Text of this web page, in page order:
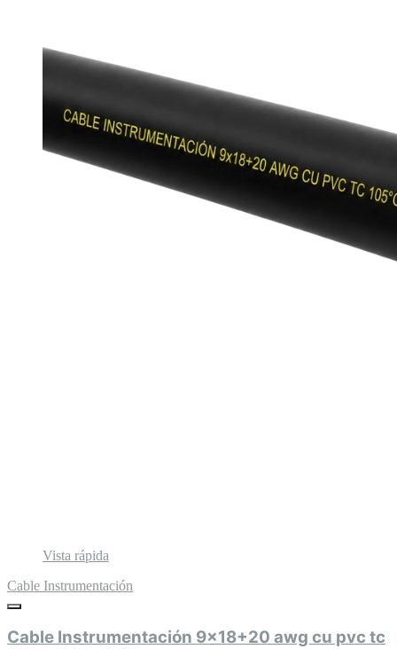
Vista rápida
Cable Instrumentación
Cable Instrumentación 9x18+20 awg cu pvc tc